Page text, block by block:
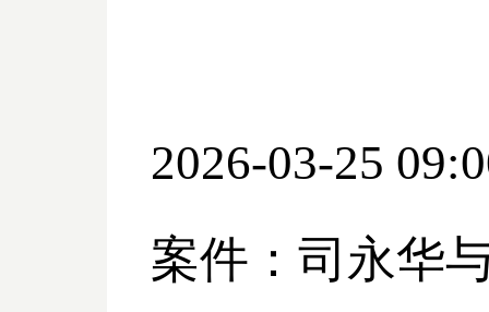
2026-03-25
案件：司永华